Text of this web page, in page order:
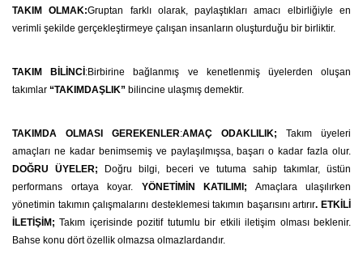
TAKIM OLMAK:Gruptan farklı olarak, paylaştıkları amacı elbirliğiyle en
verimli şekilde gerçekleştirmeye çalışan insanların oluşturduğu bir birliktir.
TAKIM BİLİNCİ :Birbirine bağlanmış ve kenetlenmiş üyelerden oluşan
takımlar “TAKIMDAŞLIK” bilincine ulaşmış demektir.
TAKIMDA OLMASI GEREKENLER:AMAÇ ODAKLILIK; Takım üyeleri
amaçları ne kadar benimsemiş ve paylaşılmışsa, başarı o kadar fazla olur.
DOĞRU ÜYELER; Doğru bilgi, beceri ve tutuma sahip takımlar, üstün
performans ortaya koyar. YÖNETİMİN KATILIMI; Amaçlara ulaşılırken
yönetimin takımın çalışmalarını desteklemesi takımın başarısını artırır. ETKİLİ
İLETİŞİM; Takım içerisinde pozitif tutumlu bir etkili iletişim olması beklenir.
Bahse konu dört özellik olmazsa olmazlardandır.